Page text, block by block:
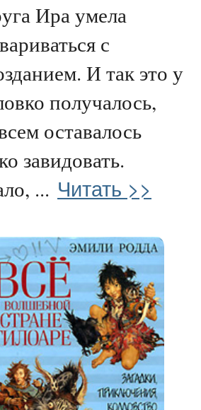
Ира умела
с
И так это у
получалось,
оставалось
завидовать.
... Читать >>